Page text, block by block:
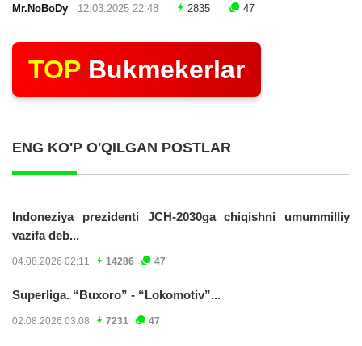
Mr.NoBoDy 12.03.2025 22:48 2835 47
TOP Bukmekerlar
ENG KO'P O'QILGAN POSTLAR
Indoneziya prezidenti JCH-2030ga chiqishni umummilliy
vazifa deb...
04.08.2026 02:11 14286 47
Superliga. “Buxoro” - “Lokomotiv”...
02.08.2026 03:08 7231 47